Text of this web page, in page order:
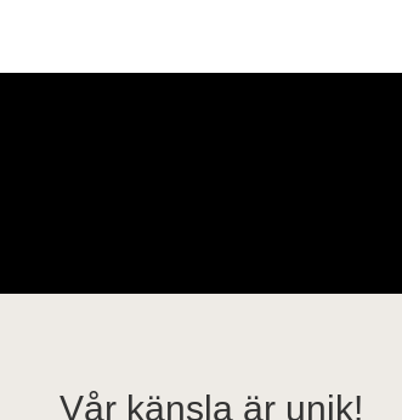
Vår känsla är unik!